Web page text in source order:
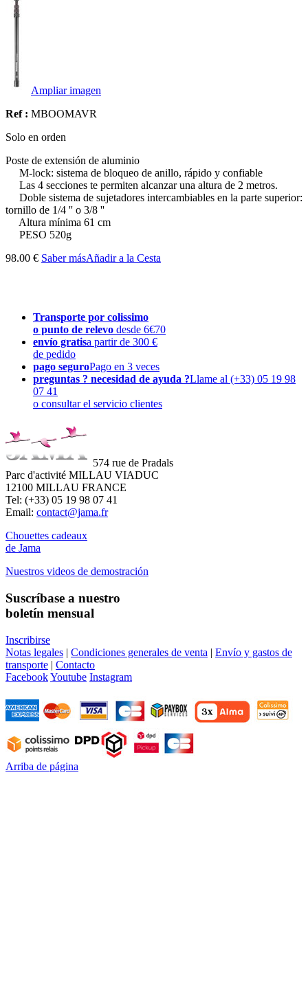
Ampliar imagen
Ref : MBOOMAVR
Solo en orden
Poste de extensión de aluminio
M-lock: sistema de bloqueo de anillo, rápido y confiable
Las 4 secciones te permiten alcanzar una altura de 2 metros.
Doble sistema de sujetadores intercambiables en la parte superior:
tornillo de 1/4 '' o 3/8 ''
Altura mínima 61 cm
PESO 520g
98.00 € Saber másAñadir a la Cesta
Transporte por colissimo
o punto de relevo desde 6€70
envío gratisa partir de 300 €
de pedido
pago seguroPago en 3 veces
preguntas ? necesidad de ayuda ?Llame al (+33) 05 19 98
07 41
o consultar el servicio clientes
574 rue de Pradals
Parc d'activité MILLAU VIADUC
12100 MILLAU FRANCE
Tel: (+33) 05 19 98 07 41
Email: contact@jama.fr
Chouettes cadeaux
de Jama
Nuestros videos de demostración
Suscríbase a nuestro
boletín mensual
Inscribirse
Notas legales | Condiciones generales de venta | Envío y gastos de
transporte | Contacto
FacebookYoutube Instagram
Arriba de página